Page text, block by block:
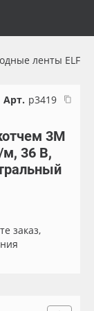
ленты ELF
Арт. р3419
3М
м, 36 В,
заказ,